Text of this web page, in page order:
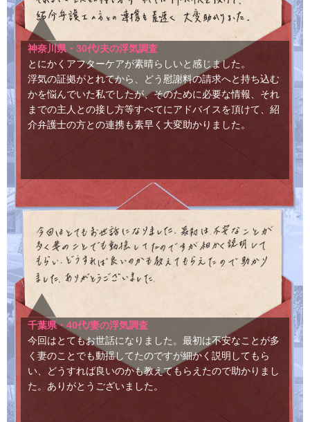
神奈川県・30代/夫の浮気調査
とにかくアフターケアが素晴らしいと感じました。
浮気の証拠がとれてから、どう慰謝料の請求へと持ち込む
かを悩んでいた私でしたが、そのために必要な情報、それ
までの主人との接し方等すべてにアドバイスを頂けて、紹
介弁護士の方との連携も素早く大変助かりました。
千葉県・40代/妻の浮気調査
今回はとてもお世話になりました。最初は不安なことが多
く妻のことでも動揺してたのですが細かく説明してもら
い、どうすれば良いのかも教えてもらえたので助かりまし
た。ありがとうございました。